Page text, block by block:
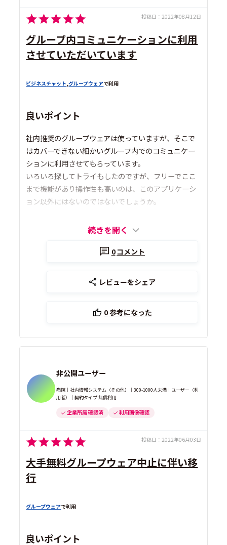
投稿日： 2022年08月12日
グループ内コミュニケーションに利用
させていただいています
ビジネスチャット,グループウェアで利用
良いポイント
社内推奨のグループウェアは使っていますが、そこで
はカバーできない細かいグループ内でのコミュニケー
ションに利用させてもらっています。
いろいろ探してトライもしたのですが、フリーでここ
まで機能があり操作性も高いのは、このアプリケーシ
ョン以外にはないのではないでしょうか。
続きを開く
0コメント
レビューをシェア
0参考になった
非公開ユーザー
病院｜社内情報システム（その他）｜300-1000人未満｜ユーザー（利
用者）｜契約タイプ 無償利用
企業所属 確認済 利用画像確認
投稿日： 2022年06月03日
大手無料グループウェア中止に伴い移
行
グループウェアで利用
良いポイント